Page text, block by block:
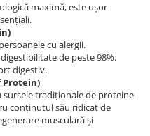
maximă, este ușor
cu alergii.
de peste 98%.
digestiv.
Protein)
tradiționale de proteine
conținutul său ridicat de
musculară și